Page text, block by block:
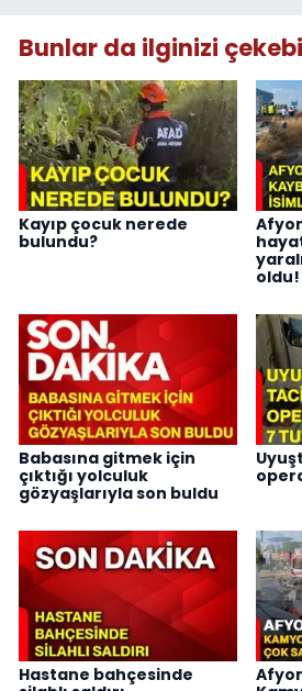
Bunlar da ilginizi
Kayıp çocuk nerede
bulundu?
oldu!
Babasına gitmek için
çıktığı yolculuk
gözyaşlarıyla son buldu
Hastane bahçesinde